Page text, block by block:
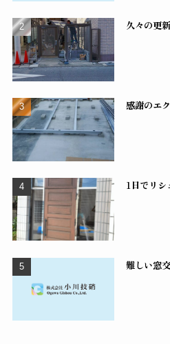
久々の更
感謝のエ
1日でリシ
難しい窓